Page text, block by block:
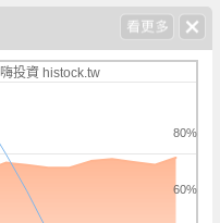
嗨投資 histock.tw
60%
80%